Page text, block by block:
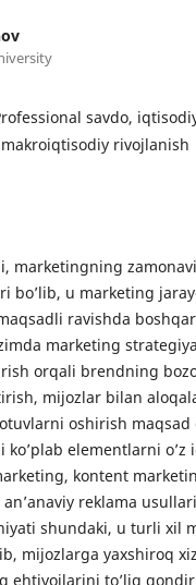
savdo,
rivojlanish
marketingning
bo’lib, u marketing
ravishda
marketing
orqali brendning
mijozlar bilan
oshirish
elementlarni o’z
kontent
reklama
shundaki, u turli xil
mijozlarga yaxshiroq
ehtiyojlarini to’liq